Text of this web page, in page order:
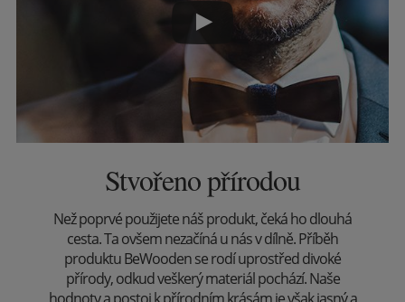
Stvořeno přírodou
Než poprvé použijete náš produkt, čeká ho dlouhá
cesta. Ta ovšem nezačíná u nás v dílně. Příběh
produktu BeWooden se rodí uprostřed divoké
přírody, odkud veškerý materiál pochází. Naše